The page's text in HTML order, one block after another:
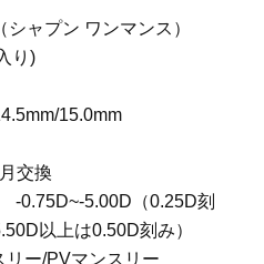
ャプン ワンマンス）
り)
15.0mm
交換
-0.75D~-5.00D（0.25D刻
以上は0.50D刻み）
リー/PVマンスリー